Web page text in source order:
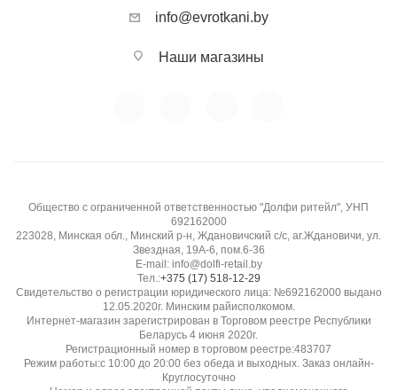
info@evrotkani.by
Наши магазины
Общество с ограниченной ответственностью "Долфи ритейл", УНП
692162000
223028, Минская обл., Минский р-н, Ждановичский с/с, аг.Ждановичи, ул.
Звездная, 19А-6, пом.6-36
E-mail: info@dolfi-retail.by
Тел.:+375 (17) 518-12-29
Свидетельство о регистрации юридического лица: №692162000 выдано
12.05.2020г. Минским райисполкомом.
Интернет-магазин зарегистрирован в Торговом реестре Республики
Беларусь 4 июня 2020г.
Регистрационный номер в торговом реестре:483707
Режим работы:с 10:00 до 20:00 без обеда и выходных. Заказ онлайн-
Круглосуточно